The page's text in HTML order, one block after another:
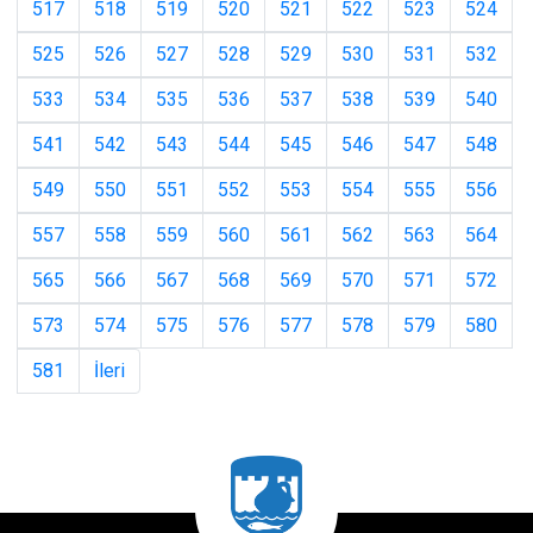
517 518 519 520 521 522 523
524
525
526 527 528 529 530 531
532
533
534 535 536 537 538 539
540
541
542 543 544 545 546 547
548
549
550 551 552 553 554 555
556
557
558 559 560 561 562 563
564
565
566 567 568 569 570 571
572
573
574 575 576 577 578 579
580
581
İleri